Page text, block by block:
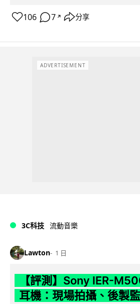
106 7 ↗ 分享
ADVERTISEMENT
3C科技 流動音樂
Lawton 1 日
【評測】Sony IER-
耳機：現場拍攝、後製